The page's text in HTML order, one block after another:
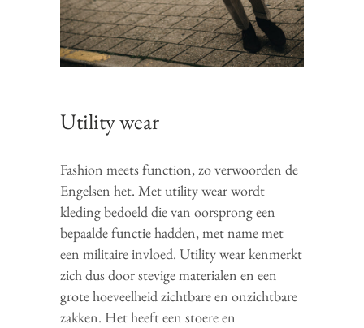
Utility wear
Fashion meets function, zo verwoorden de
Engelsen het. Met utility wear wordt
kleding bedoeld die van oorsprong een
bepaalde functie hadden, met name met
een militaire invloed. Utility wear kenmerkt
zich dus door stevige materialen en een
grote hoeveelheid zichtbare en onzichtbare
zakken. Het heeft een stoere en